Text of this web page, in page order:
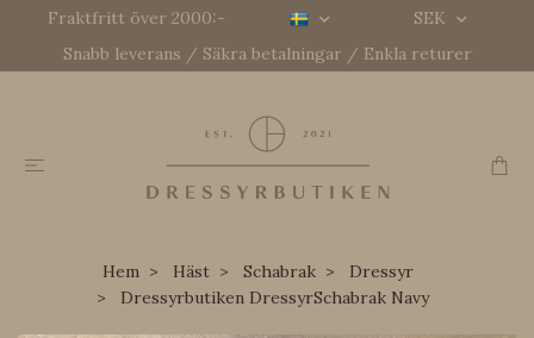
Fraktfritt över 2000:-
SEK
Snabb leverans / Säkra betalningar / Enkla returer
Hem Häst Schabrak
Dressyr
Dressyrbutiken DressyrSchabrak Navy